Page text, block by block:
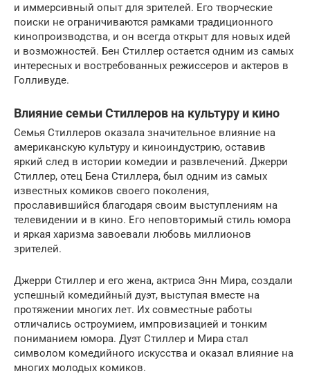
и иммерсивный опыт для зрителей. Его творческие
поиски не ограничиваются рамками традиционного
кинопроизводства, и он всегда открыт для новых идей
и возможностей. Бен Стиллер остается одним из самых
интересных и востребованных режиссеров и актеров в
Голливуде.
Влияние семьи Стиллеров на культуру и кино
Семья Стиллеров оказала значительное влияние на
американскую культуру и киноиндустрию, оставив
яркий след в истории комедии и развлечений. Джерри
Стиллер, отец Бена Стиллера, был одним из самых
известных комиков своего поколения,
прославившийся благодаря своим выступлениям на
телевидении и в кино. Его неповторимый стиль юмора
и яркая харизма завоевали любовь миллионов
зрителей.
Джерри Стиллер и его жена, актриса Энн Мира, создали
успешный комедийный дуэт, выступая вместе на
протяжении многих лет. Их совместные работы
отличались остроумием, импровизацией и тонким
пониманием юмора. Дуэт Стиллер и Мира стал
символом комедийного искусства и оказал влияние на
многих молодых комиков.